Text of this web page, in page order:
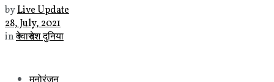
देश दुनिया
मनोरंजन
byLive Update
28, July, 2021
inदेवास